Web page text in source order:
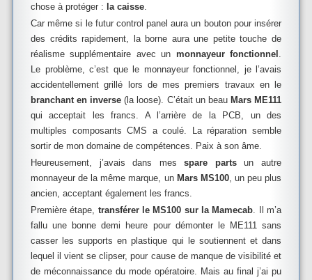
chose à protéger : la caisse.
Car même si le futur control panel aura un bouton pour insérer
des crédits rapidement, la borne aura une petite touche de
réalisme supplémentaire avec un monnayeur fonctionnel .
Le problème, c’est que le monnayeur fonctionnel, je l’avais
accidentellement grillé lors de mes premiers travaux en le
branchant en inverse (la loose). C’était un beau Mars ME111
qui acceptait les francs. A l’arrière de la PCB, un des
multiples composants CMS a coulé. La réparation semble
sortir de mon domaine de compétences. Paix à son âme.
Heureusement, j’avais dans messpare partsun autre
monnayeur de la même marque, un Mars MS100, un peu plus
ancien, acceptant également les francs.
Première étape, transférer le MS100 sur la Mamecab. Il m’a
fallu une bonne demi heure pour démonter le ME111 sans
casser les supports en plastique qui le soutiennent et dans
lequel il vient se clipser, pour cause de manque de visibilité et
de méconnaissance du mode opératoire. Mais au final j’ai pu